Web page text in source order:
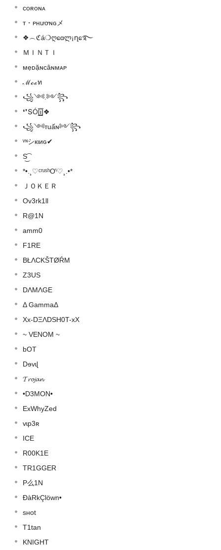
coʀoɴᴀ
т・ᴘнươɴԍメ
❖︵ℭá❍ღɕɑლ¡ղɕ࿐
ＭＩＮＴＩ
мẹᴅặɴcâɴмᴀᴘ
ℳℴℴท
꧁༺.༻꧂
❛❜ՏÓ[̲̅i̲̅]❖
꧁༺тuấɴ༻꧂
ᵛᶰシкιиɢ✔
S͜͡
*•.¸♡ᶜʳᵘˢʰƠⁱ♡¸.•*
ＪＯＫＥＲ
Ov3rk1ll
R@1N
amm0
F1RE
BŁΛCKŠTØŔM
Z3US
DΛMΛGE
Δ GammaΔ
Xx-DΞΛDSH0T-xX
~ VENOM ~
bOT
Dɘvɩɭ
𝓣𝓻𝓸𝓳𝓪𝓷
•D3MON•
ExWhyZed
vɩp3ʀ
ICE
R00K1E
TR1GGER
P么1N
ĐàRkÇlöwn•
sʜot
T1tan
KNIGHT